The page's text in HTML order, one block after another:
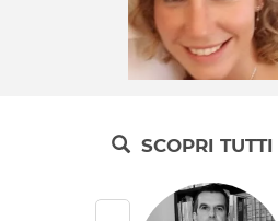
SCOPRI